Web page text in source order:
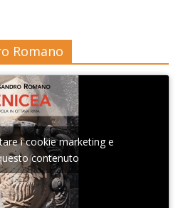
Romano
i cookie marketing e
contenuto